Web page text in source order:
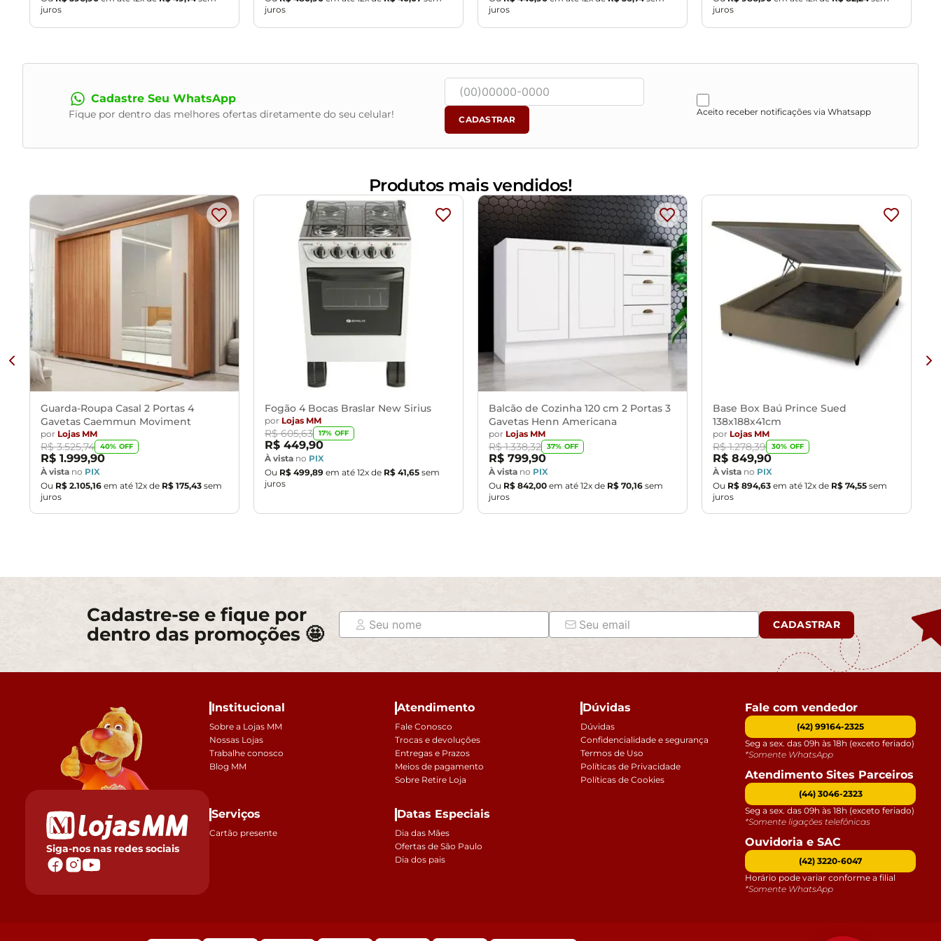
juros
juros
juros
juros
Cadastre Seu WhatsApp
Fique por dentro das melhores ofertas diretamente do seu celular! CADASTRAR
Aceito receber notificações via Whatsapp
Produtos mais vendidos!
Guarda-Roupa Casal 2 Portas 4
Gavetas Caemmun Moviment
por Lojas MM
R$ 3.525,74 40% OFF
R$ 1.999,90
À vista no PIX
Ou R$ 2.105,16 em até 12x de R$ 175,43 sem
juros
Fogão 4 Bocas Braslar New Sirius
por Lojas MM
R$ 605,63 17% OFF
R$ 449,90
À vista no PIX
Ou R$ 499,89 em até 12x de R$ 41,65 sem
juros
Balcão de Cozinha 120 cm 2 Portas 3
Gavetas Henn Americana
por Lojas MM
R$ 1.338,32 37% OFF
R$ 799,90
À vista no PIX
Ou R$ 842,00 em até 12x de R$ 70,16 sem
juros
Base Box Baú Prince Sued
138x188x41cm
por Lojas MM
R$ 1.278,39 30% OFF
R$ 849,90
À vista no PIX
Ou R$ 894,63 em até 12x de R$ 74,55 sem
juros
Cadastre-se e fique por
dentro das promoções 🤩
CADASTRAR
Siga-nos nas redes sociais
Institucional
Sobre a Lojas MM
Nossas Lojas
Trabalhe conosco
Blog MM
Atendimento
Fale Conosco
Trocas e devoluções
Entregas e Prazos
Meios de pagamento
Sobre Retire Loja
Dúvidas
Dúvidas
Confidencialidade e segurança
Termos de Uso
Políticas de Privacidade
Políticas de Cookies
Serviços
Cartão presente
Datas Especiais
Dia das Mães
Ofertas de São Paulo
Dia dos pais
Fale com vendedor
(42) 99164-2325
Seg a sex. das 09h às 18h (exceto feriado)
*Somente WhatsApp
Atendimento Sites Parceiros
(44) 3046-2323
Seg a sex. das 09h às 18h (exceto feriado)
*Somente ligações telefônicas
Ouvidoria e SAC
(42) 3220-6047
Horário pode variar conforme a filial
*Somente WhatsApp